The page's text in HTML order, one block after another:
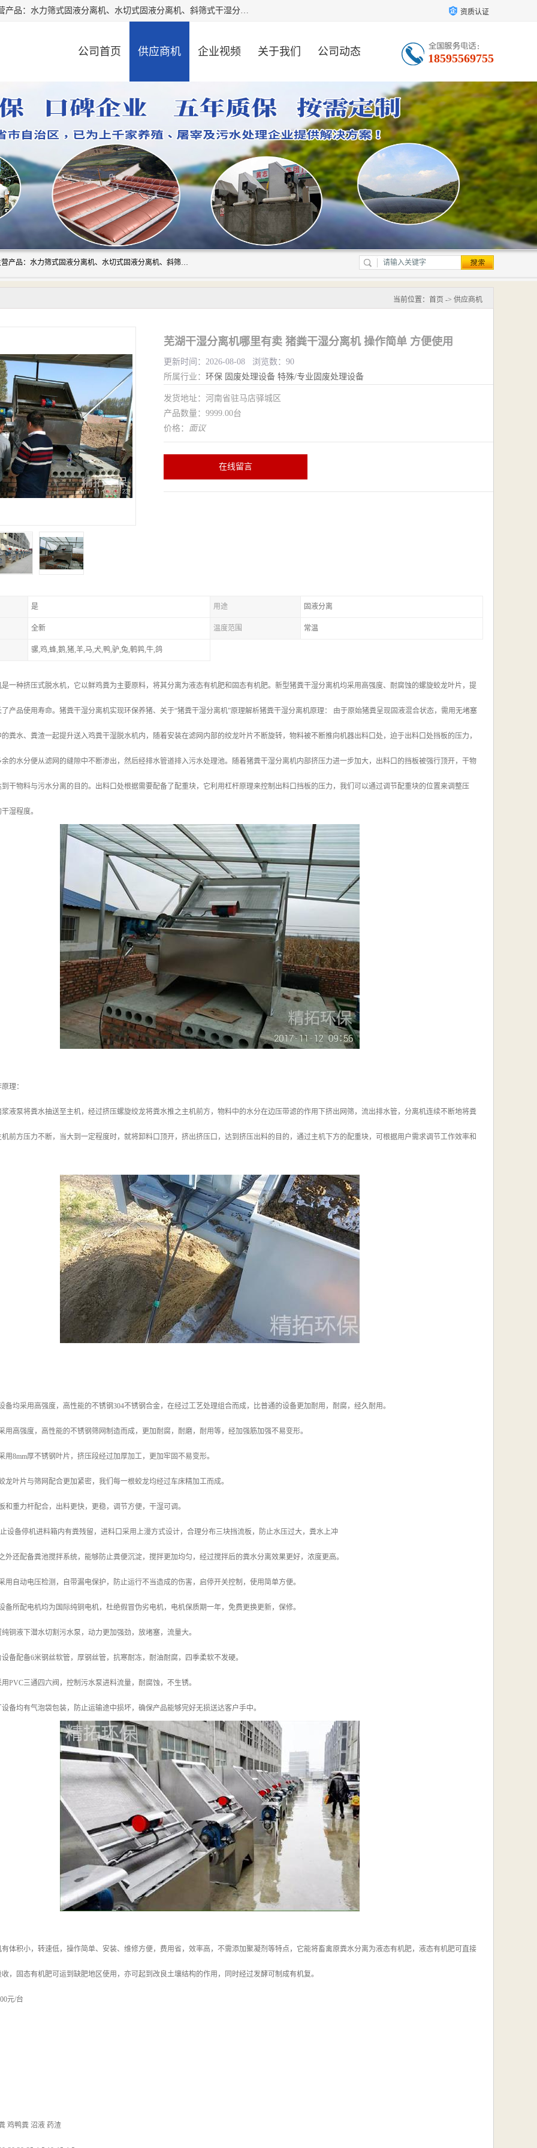
河南精拓环保设备有限公司（咨询电话：18595569755），主营产品：水力筛式固液分离机、水切式固液分离机、斜筛式干湿分离机、养猪场固液分离机、斜筛式固液分离机、屠宰场固液分离机、猪场干湿分离机等。公司从事固液分离设备及配套沼气池的研发、设计、销售与施工，并提供污水处理整体解决方案。 资质认证
公司首页 供应商机 企业视频 关于我们 公司动态 18595569755
河南精拓环保设备有限公司（咨询电话：18595569755），主营产品：水力筛式固液分离机、水切式固液分离机、斜筛式干湿分离机、养猪场固液分离机、斜筛式固液分离机、屠宰场固液分离机、猪场干湿分离机等。公司从事固液分离设备及配套沼气池的研发、设计、销售与施工，并提供污水处理整体解决方案。
当前位置： 首页 -> 供应商机
芜湖干湿分离机哪里有卖 猪粪干湿分离机 操作简单 方便使用
更新时间：2026-08-08 浏览数：90
所属行业： 环保 固废处理设备 特殊/专业固废处理设备
发货地址：河南省驻马店驿城区
产品数量：9999.00台
价格： 面议
在线留言
是 用途 固液分离
全新 温度范围 常温
骡,鸡,蜂,鹅,猪,羊,马,犬,鸭,驴,兔,鹌鹑,牛,鸽
一种挤压式脱水机，它以鲜鸡粪为主要原料，将其分离为液态有机肥和固态有机肥。新型猪粪干湿分离机均采用高强度、耐腐蚀的螺旋蛟龙叶片，提
产品使用寿命。猪粪干湿分离机实现环保养猪、关于“猪粪干湿分离机”原理解析猪粪干湿分离机原理： 由于原始猪粪呈现固液混合状态，需用无堵塞
粪水、粪渣一起提升送入鸡粪干湿脱水机内，随着安装在滤网内部的绞龙叶片不断旋转，物料被不断推向机器出料口处，迫于出料口处挡板的压力，
的水分便从滤网的缝隙中不断渗出，然后经排水管道排入污水处理池。随着猪粪干湿分离机内部挤压力进一步加大，出料口的挡板被强行顶开，干物
干物料与污水分离的目的。出料口处根据需要配备了配重块，它利用杠杆原理来控制出料口挡板的压力，我们可以通过调节配重块的位置来调整压
湿程度。
理：
液泵将粪水抽送至主机，经过挤压螺旋绞龙将粪水推之主机前方，物料中的水分在边压带滤的作用下挤出网筛，流出排水管，分离机连续不断地将粪
前方压力不断，当大到一定程度时，就将卸料口顶开，挤出挤压口，达到挤压出料的目的，通过主机下方的配重块，可根据用户需求调节工作效率和
备均采用高强度，高性能的不锈钢304不锈钢合金，在经过工艺处理组合而成，比普通的设备更加耐用，耐腐，经久耐用。
用高强度，高性能的不锈钢筛网制造而成，更加耐腐，耐磨，耐用等，经加强筋加强不易变形。
用8mm厚不锈钢叶片，挤压段经过加厚加工，更加牢固不易变形。
龙叶片与筛网配合更加紧密，我们每一根蛟龙均经过车床精加工而成。
和重力杆配合，出料更快，更稳，调节方便，干湿可调。
设备停机进料箱内有粪残留，进料口采用上漫方式设计，合理分布三块挡流板，防止水压过大，粪水上冲
外还配备粪池搅拌系统，能够防止粪便沉淀，搅拌更加均匀，经过搅拌后的粪水分离效果更好，浓度更高。
用自动电压检测，自带漏电保护，防止运行不当造成的伤害，启停开关控制，使用简单方便。
备所配电机均为国际纯铜电机，杜绝假冒伪劣电机，电机保质期一年，免费更换更新，保修。
铜液下潜水切割污水泵，动力更加强劲，放堵塞，流量大。
备配备6米钢丝软管，厚钢丝管，抗寒耐冻，耐油耐腐，四季柔软不发硬。
PVC三通四六阀，控制污水泵进料流量，耐腐蚀，不生锈。
备均有气泡袋包装，防止运输途中损坏，确保产品能够完好无损送达客户手中。
体积小，转速低，操作简单、安装、维修方便，费用省，效率高，不需添加聚凝剂等特点，它能将畜禽原粪水分离为液态有机肥，液态有机肥可直接
，固态有机肥可运到缺肥地区使用，亦可起到改良土壤结构的作用，同时经过发酵可制成有机复。
元/台
鸡鸭粪 沼液 药渣